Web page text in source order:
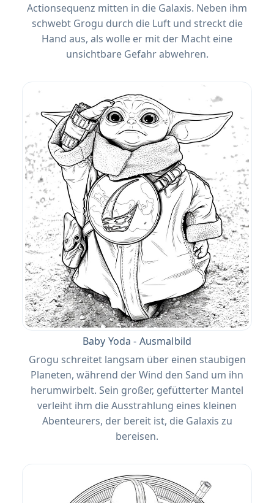
Actionsequenz mitten in die Galaxis. Neben ihm
schwebt Grogu durch die Luft und streckt die
Hand aus, als wolle er mit der Macht eine
unsichtbare Gefahr abwehren.
Baby Yoda - Ausmalbild
Grogu schreitet langsam über einen staubigen
Planeten, während der Wind den Sand um ihn
herumwirbelt. Sein großer, gefütterter Mantel
verleiht ihm die Ausstrahlung eines kleinen
Abenteurers, der bereit ist, die Galaxis zu
bereisen.